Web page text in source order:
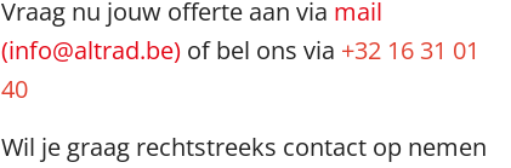
Vraag nu jouw offerte aan via mail
(info@altrad.be) of bel ons via +32 16 31 01
40
Wil je graag rechtstreeks contact op nemen